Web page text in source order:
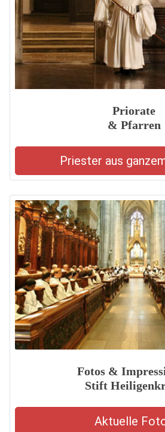
Priorate
& Pfarren
Priester aus
Fotos &
Stift
Aktuelle